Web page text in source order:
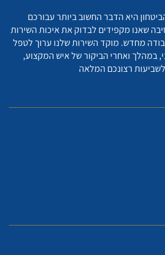
היא הדבר החשוב ביותר עבורכם
שאנו מקפידים לבדוק את איכות השירות
מחדש. מוקד השירות שלנו ערוך לטפל
במהלך ואחרי הביקור של איש המקצוע,
רצונכם המלאה